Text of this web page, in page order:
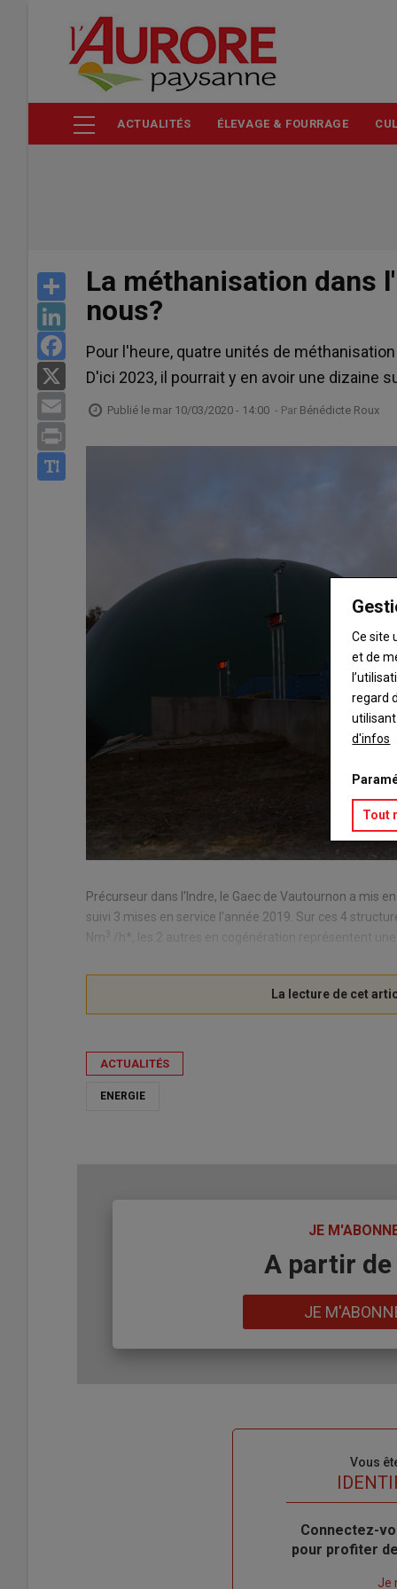
contenu
ACTUALITÉS ÉLEVAGE & FOURRAGE
Share
LinkedIn
Facebook
Email
La méthanisation dans
nous?
Pour l'heure, quatre unités de
D'ici 2023, il pourrait y en avoir une dizaine
Publié le mar 10/03/2020 - 14:00 - Par Bénédicte Roux
Précurseur dans l'Indre, le Gaec de Vautournon a mis
suivi 3 mises en service l'année 2019. Sur ces 4
/h*, les 2 autres en cogénération représentent
ACTUALITÉS
ENERGIE
JE
A partir de
JE
Vous
Body
Connectez-
pour profiter
Je
Ce site
et de
regard
d'infos
Tout